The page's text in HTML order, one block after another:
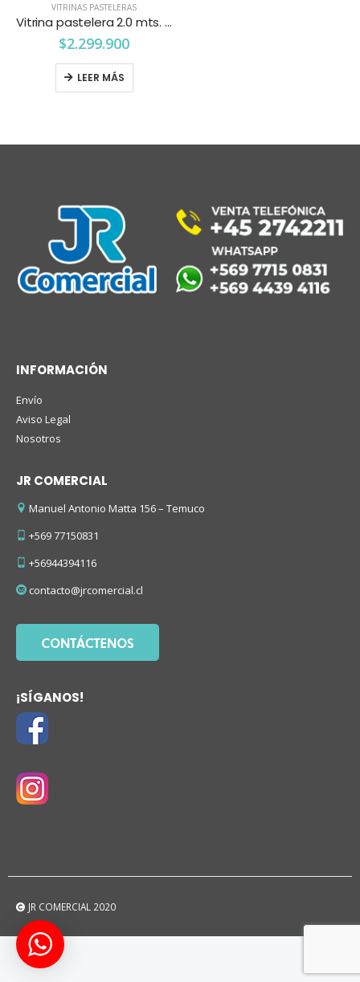
VITRINAS PASTELERAS
Vitrina pastelera 2.0 mts. vidrio recto Ventus
$2.299.900
LEER MÁS
INFORMACIÓN
Envío
Aviso Legal
Nosotros
JR COMERCIAL
Manuel Antonio Matta 156 – Temuco
+569 77150831
+56944394116
contacto@jrcomercial.cl
¡SÍGANOS!
JR COMERCIAL 2020